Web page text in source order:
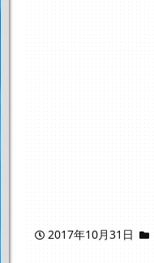
2017年10月31日